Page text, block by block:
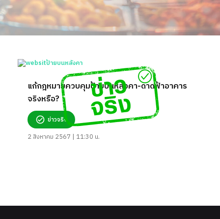
แก้กฎหมายควบคุมป้ายบนหลังคา-ดาดฟ้าอาคาร
จริงหรือ?
ข่าวจริง
2 สิงหาคม 2567 | 11:30 น.